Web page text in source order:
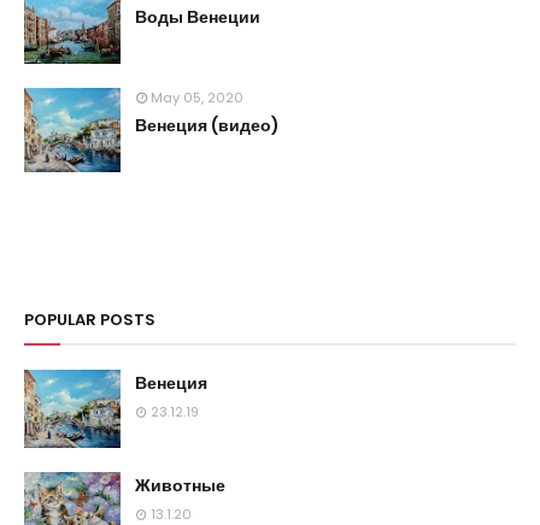
Воды Венеции
May 05, 2020
Венеция (видео)
POPULAR POSTS
Венеция
23.12.19
Животные
13.1.20